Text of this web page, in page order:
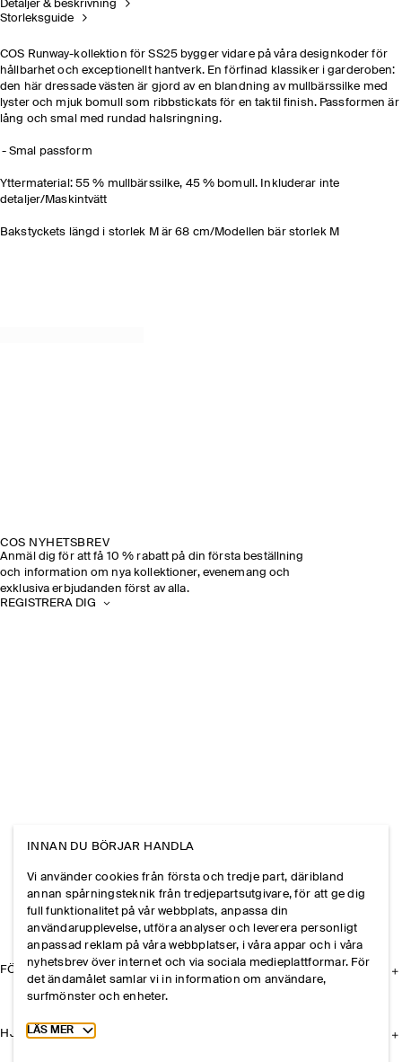
Detaljer & beskrivning
Storleksguide
COS Runway-kollektion för SS25 bygger vidare på våra designkoder för
hållbarhet och exceptionellt hantverk. En förfinad klassiker i garderoben:
den här dressade västen är gjord av en blandning av mullbärssilke med
lyster och mjuk bomull som ribbstickats för en taktil finish. Passformen är
lång och smal med rundad halsringning.
Smal passform
Yttermaterial: 55 % mullbärssilke, 45 % bomull. Inkluderar inte
detaljer/Maskintvätt
Bakstyckets längd i storlek M är 68 cm/Modellen bär storlek M
COS NYHETSBREV
Anmäl dig för att få 10 % rabatt på din första beställning
och information om nya kollektioner, evenemang och
exklusiva erbjudanden först av alla.
REGISTRERA DIG
FÖRETAGET
HJÄLP
INNAN DU BÖRJAR HANDLA
Vi använder cookies från första och tredje part, däribland
annan spårningsteknik från tredjepartsutgivare, för att ge dig
full funktionalitet på vår webbplats, anpassa din
användarupplevelse, utföra analyser och leverera personligt
anpassad reklam på våra webbplatser, i våra appar och i våra
nyhetsbrev över internet och via sociala medieplattformar. För
det ändamålet samlar vi in information om användare,
surfmönster och enheter.
Toggle more cookie information
LÄS MER